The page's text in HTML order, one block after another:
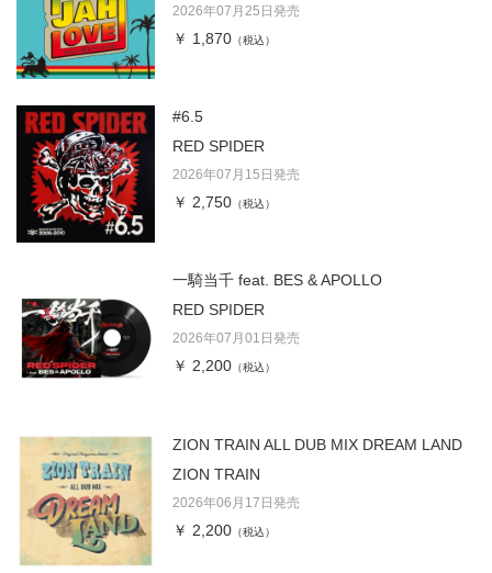
2026年07月25日発売
￥ 1,870 （税込）
#6.5
RED SPIDER
2026年07月15日発売
￥ 2,750 （税込）
一騎当千 feat. BES & APOLLO
RED SPIDER
2026年07月01日発売
￥ 2,200 （税込）
ZION TRAIN ALL DUB MIX DREAM LAND
ZION TRAIN
2026年06月17日発売
￥ 2,200 （税込）